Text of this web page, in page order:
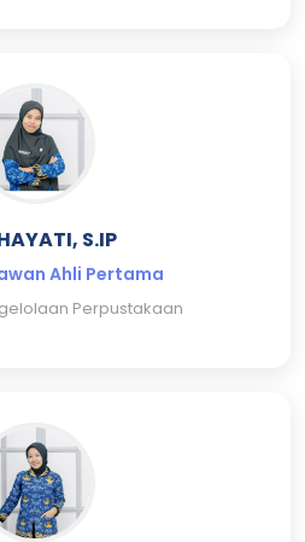
S.IP
Ahli Pertama
Perpustakaan